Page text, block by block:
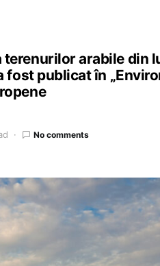
arabile din
publicat în
No comments